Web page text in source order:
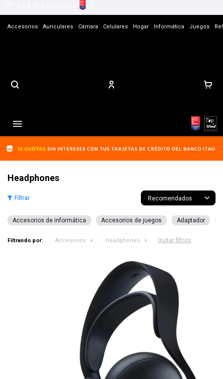
Accesorios Auriculares Cámara Celulares Hogar Informática Juegos

Headphones
Recomendados
Accesorios de informática Accesorios de juegos Adaptador
Filtrando por: Accesorios Headphones Quitar filtros